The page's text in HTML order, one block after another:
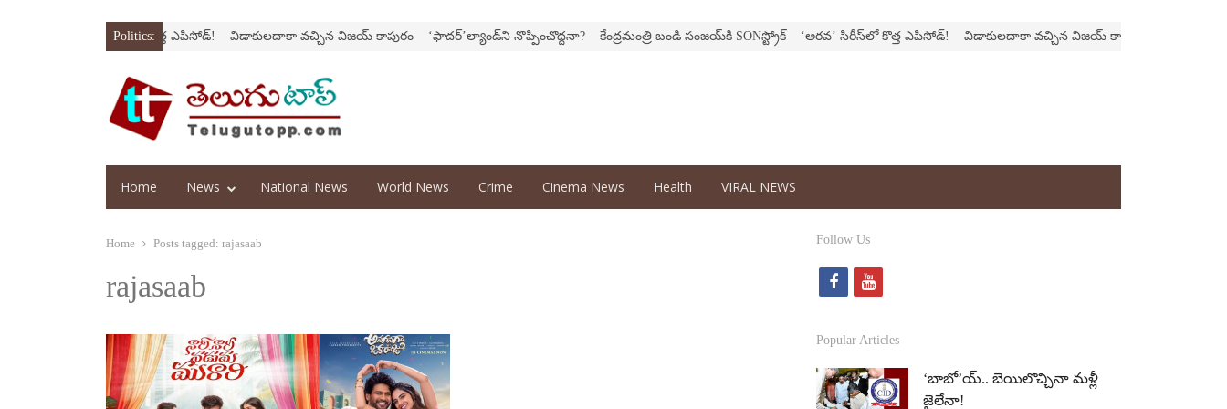
Politics:
‘అర‌వ’ సిరీస్‌లో కొత్త ఎపిసోడ్‌! విడాకులదాకా వచ్చిన విజయ్‌ కాపురం ‘ఫాదర్‌’ల్యాండ్‌ని నొప్పించొద్దనా? కేంద్ర‌మంత్రి బండి సంజ‌య్‌కి SONస్ట్రోక్‌ ‘అర‌వ’ సిరీస్‌లో కొత్త ఎపిసోడ్‌! విడాకులదాకా వచ్చిన విజయ్‌ కాపురం
Home News National News World News Crime Cinema News Health VIRAL NEWS
Home Posts tagged: rajasaab
rajasaab
Follow Us
f
c
e
b
y
u
t
u
Popular Articles
‘బాబో’య్‌.. బెయిలొచ్చినా మళ్లీ
జైలేనా!